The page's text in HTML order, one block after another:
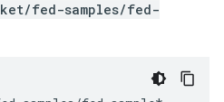
fed-samples/fed-